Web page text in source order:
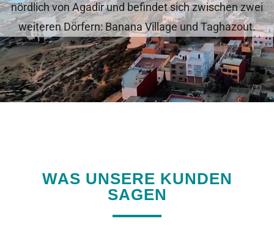
nördlich von Agadir und befindet sich zwischen zwei
weiteren Dörfern: Banana Village und Taghazout.
WAS UNSERE KUNDEN
SAGEN